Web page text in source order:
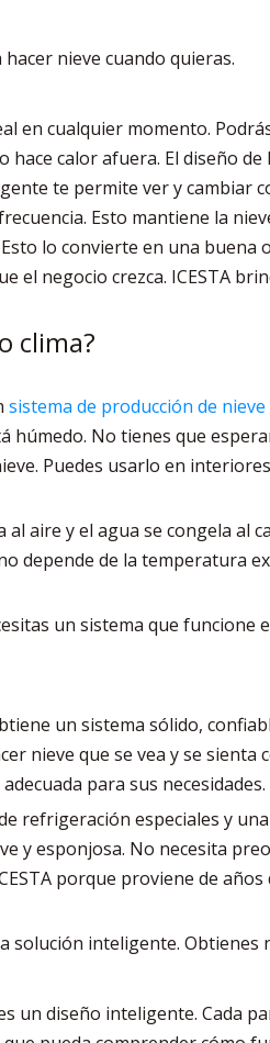
nieve cuando quieras.
en cualquier momento.
calor afuera. El diseño de
te permite ver y cambiar
Esto mantiene la
lo convierte en una buena
el negocio crezca. ICESTA
clima?
sistema de producción de
húmedo. No tienes que
Puedes usarlo en
aire y el agua se congela al
depende de la temperatura
un sistema que funcione
un sistema sólido,
nieve que se vea y se
para sus necesidades.
refrigeración especiales y
esponjosa. No necesita
porque proviene de
inteligente. Obtienes
un diseño inteligente. Cada